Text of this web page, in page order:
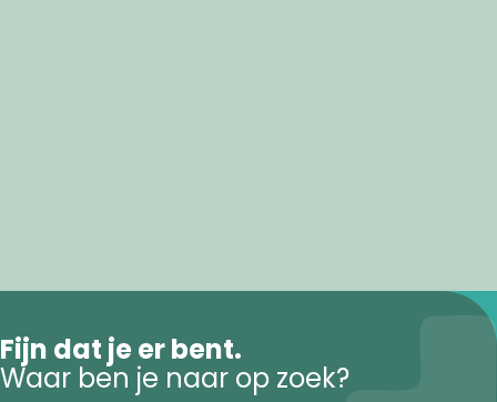
Fijn dat je er bent.
Waar ben je naar op zoek?